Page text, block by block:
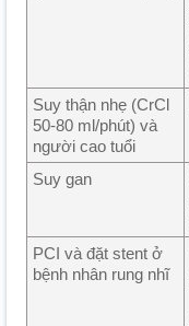
Suy thận nhẹ (CrCl
50-80 ml/phút) và
người cao tuổi
Suy gan
PCI và đặt stent ở
bệnh nhân rung nhĩ